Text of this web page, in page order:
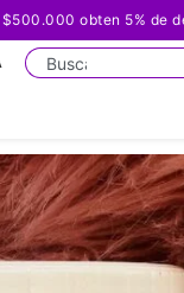
obten 5% de